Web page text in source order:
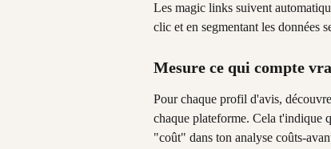
Les magic links suivent
clic et en segmentant les données
Mesure ce qui compte
Pour chaque profil d'avis,
chaque plateforme. Cela t'indique
"coût" dans ton analyse coûts-